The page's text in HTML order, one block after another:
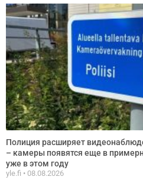
Полиция расширяет
– камеры появятся еще в
уже в этом году
yle.fi 08.08.2026